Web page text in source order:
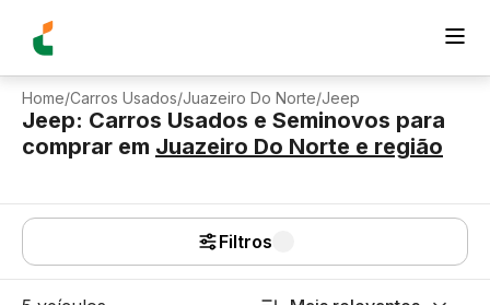
Home/Carros Usados/Juazeiro Do Norte/Jeep
Jeep: Carros Usados e Seminovos para
comprar em Juazeiro Do Norte e região
Filtros